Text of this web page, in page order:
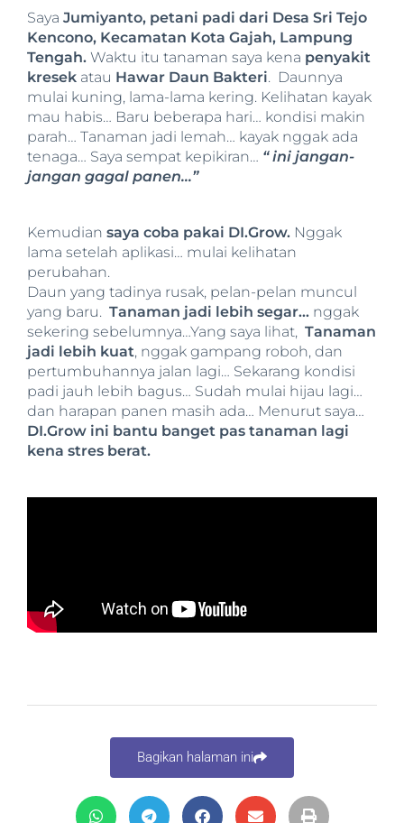
Saya Jumiyanto, petani padi dari Desa Sri Tejo
Kencono, Kecamatan Kota Gajah, Lampung
Tengah. Waktu itu tanaman saya kena penyakit
kresek atau Hawar Daun Bakteri. Daunnya
mulai kuning, lama-lama kering. Kelihatan kayak
mau habis… Baru beberapa hari… kondisi makin
parah… Tanaman jadi lemah… kayak nggak ada
tenaga… Saya sempat kepikiran… “ ini jangan-
jangan gagal panen…”
Kemudian saya coba pakai DI.Grow. Nggak
lama setelah aplikasi… mulai kelihatan
perubahan.
Daun yang tadinya rusak, pelan-pelan muncul
yang baru. Tanaman jadi lebih segar… nggak
sekering sebelumnya…Yang saya lihat, Tanaman
jadi lebih kuat, nggak gampang roboh, dan
pertumbuhannya jalan lagi… Sekarang kondisi
padi jauh lebih bagus… Sudah mulai hijau lagi…
dan harapan panen masih ada… Menurut saya…
DI.Grow ini bantu banget pas tanaman lagi
kena stres berat.
Bagikan halaman ini